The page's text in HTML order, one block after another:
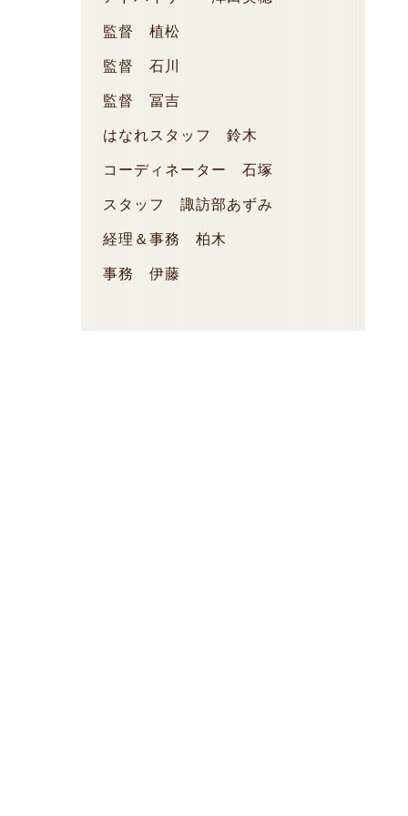
監督 植松
監督 石川
監督 冨吉
はなれスタッフ 鈴木
コーディネーター 石塚
スタッフ 諏訪部あずみ
経理＆事務 柏木
事務 伊藤